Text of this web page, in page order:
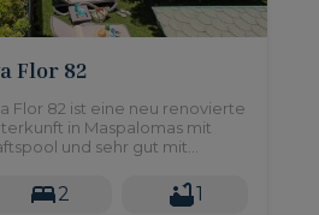
Flor 82
Flor 82 ist eine neu renovierte
in Maspalomas mit
und sehr gut mit
2 1